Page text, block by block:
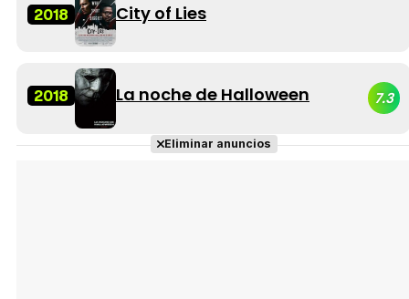
2018 City of Lies
2018 La noche de Halloween 7.3
Eliminar anuncios